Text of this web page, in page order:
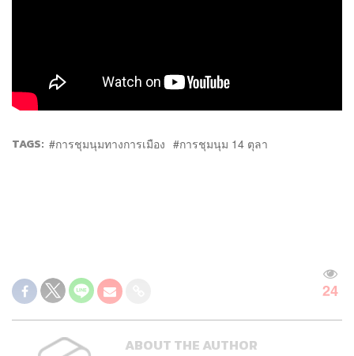
TAGS: การชุมนุมทางการเมือง การชุมนุม 14 ตุลา
24
ABOUT THE AUTHOR